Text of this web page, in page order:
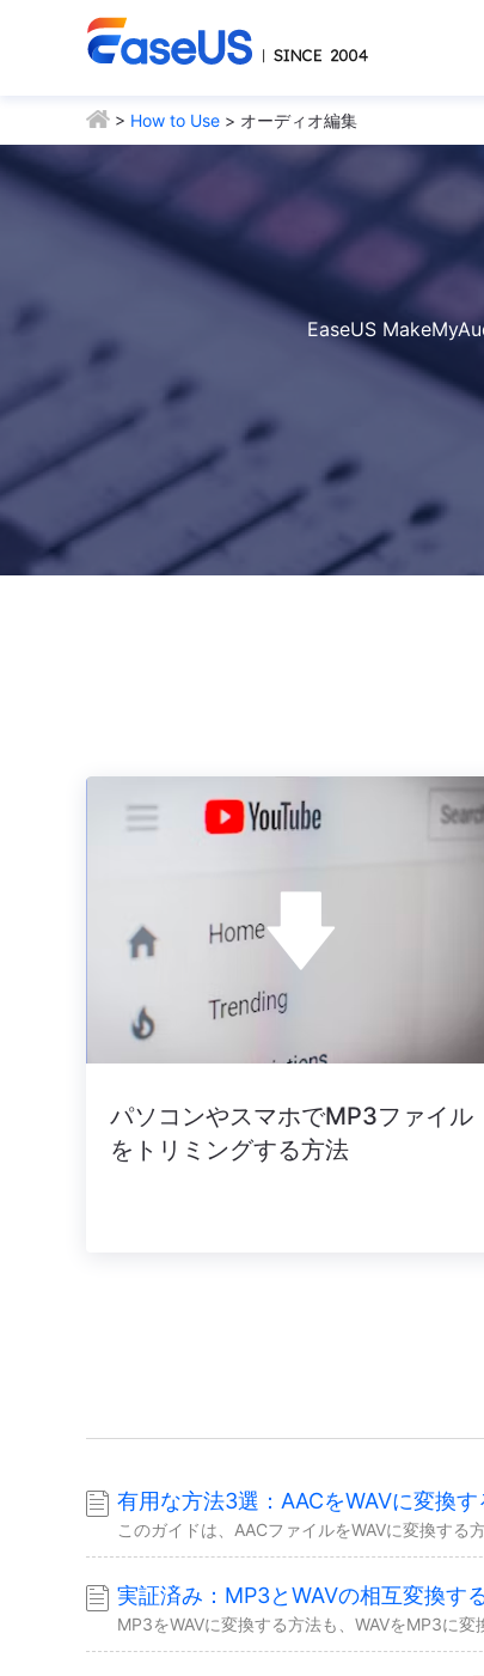
> How to Use > オーディオ編集
EaseUS
パソコンやスマホでMP3ファイル
をトリミングする方法
有用な方法3選：AACをWAVに変換す
実証済み：MP3とWAVの相互変換す